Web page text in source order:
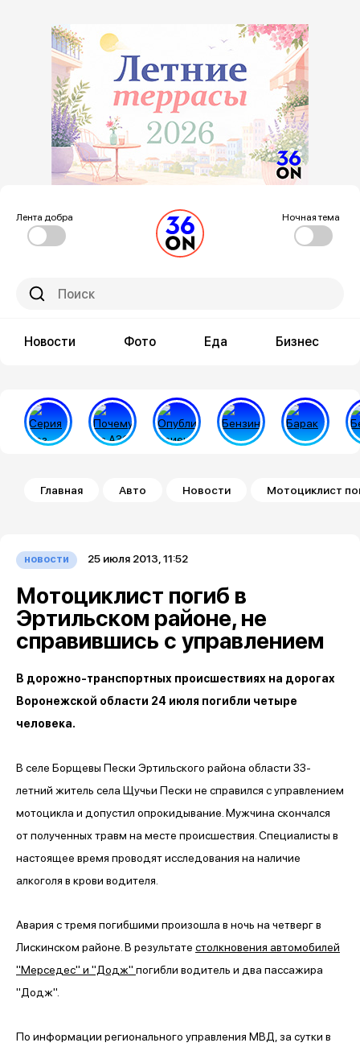
Лента добра Ночная тема
Новости Фото Еда Бизнес
Строка навигации
Главная Авто Новости Мотоциклист
новости 25 июля 2013, 11:52
Мотоциклист погиб в
Эртильском районе, не
справившись с управлением
В дорожно-транспортных происшествиях на дорогах
Воронежской области 24 июля погибли четыре
человека.
В селе Борщевы Пески Эртильского района области 33-
летний житель села Щучьи Пески не справился с управлением
мотоцикла и допустил опрокидывание. Мужчина скончался
от полученных травм на месте происшествия. Специалисты в
настоящее время проводят исследования на наличие
алкоголя в крови водителя.
Авария с тремя погибшими произошла в ночь на четверг в
Лискинском районе. В результате столкновения автомобилей
"Мерседес" и "Додж" погибли водитель и два пассажира
"Додж".
По информации регионального управления МВД, за сутки в